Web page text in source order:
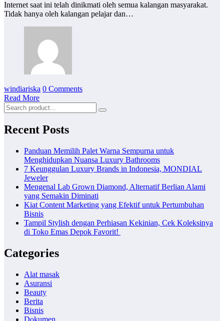
Internet saat ini telah dinikmati oleh semua kalangan masyarakat.
Tidak hanya oleh kalangan pelajar dan…
windiariska 0 Comments
Read More
Recent Posts
Panduan Memilih Palet Warna Sempurna untuk
Menghidupkan Nuansa Luxury Bathrooms
7 Keunggulan Luxury Brands in Indonesia, MONDIAL
Jeweler
Mengenal Lab Grown Diamond, Alternatif Berlian Alami
yang Semakin Diminati
Kiat Content Marketing yang Efektif untuk Pertumbuhan
Bisnis
Tampil Stylish dengan Perhiasan Kekinian, Cek Koleksinya
di Toko Emas Depok Favorit!
Categories
Alat masak
Asuransi
Beauty
Berita
Bisnis
Dokumen